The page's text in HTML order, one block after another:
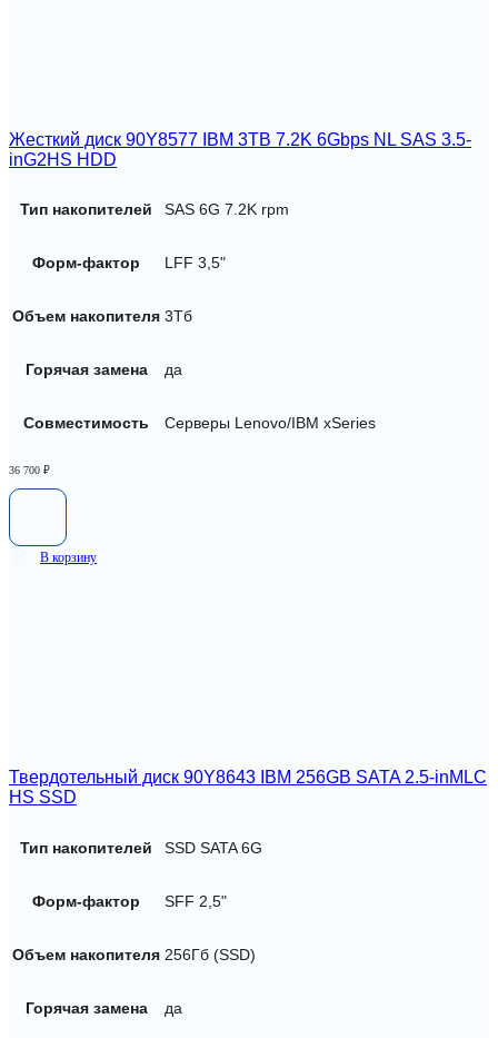
Жесткий диск 90Y8577 IBM 3TB 7.2K 6Gbps NL SAS 3.5-
inG2HS HDD
Тип накопителей SAS 6G 7.2K rpm
Форм-фактор LFF 3,5"
Объем накопителя 3Тб
Горячая замена да
Совместимость Серверы Lenovo/IBM xSeries
36 700 ₽
В корзину
Твердотельный диск 90Y8643 IBM 256GB SATA 2.5-inMLC
HS SSD
Тип накопителей SSD SATA 6G
Форм-фактор SFF 2,5"
Объем накопителя 256Гб (SSD)
Горячая замена да